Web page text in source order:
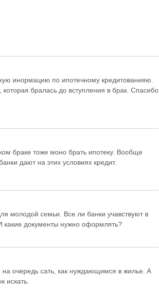
инормацию по ипотечному кредитованияю.
бралась до вступления в брак. Спасибо
браке тоже моно брать ипотеку. Вообще
дают на этих условиях кредит.
молодой семьи. Все ли банки учавствуют в
какие документы нужно оформлять?
очередь сать, как нуждающимся в жилье. А
искать.